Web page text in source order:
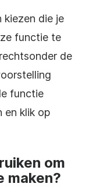
die je
functie te
de
functie
en klik op
om
maken?